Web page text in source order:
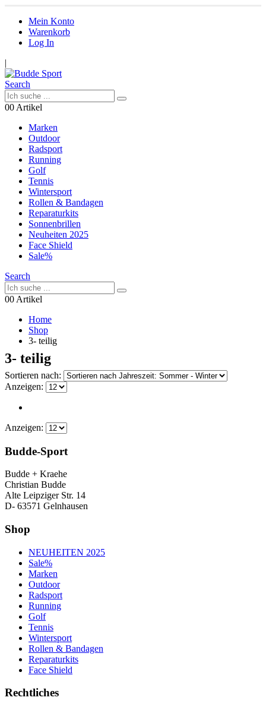
Mein Konto
Warenkorb
Log In
|
Search
00 Artikel
Marken
Outdoor
Radsport
Running
Golf
Tennis
Wintersport
Rollen & Bandagen
Reparaturkits
Sonnenbrillen
Neuheiten 2025
Face Shield
Sale%
Search
00 Artikel
Home
Shop
3- teilig
3- teilig
Sortieren nach:
Anzeigen:
Anzeigen:
Budde-Sport
Budde + Kraehe
Christian Budde
Alte Leipziger Str. 14
D- 63571 Gelnhausen
Shop
NEUHEITEN 2025
Sale%
Marken
Outdoor
Radsport
Running
Golf
Tennis
Wintersport
Rollen & Bandagen
Reparaturkits
Face Shield
Rechtliches